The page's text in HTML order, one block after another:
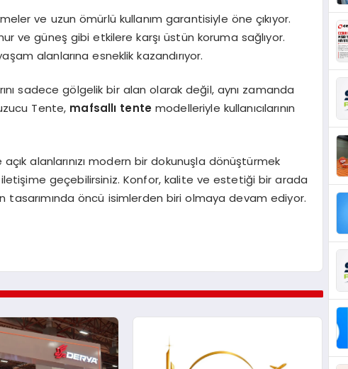
ve uzun ömürlü kullanım garantisiyle öne çıkıyor.
ve güneş gibi etkilere karşı üstün koruma sağlıyor.
alanlarına esneklik kazandırıyor.
sadece gölgelik bir alan olarak değil, aynı zamanda
Tente, mafsallı tente modelleriyle kullanıcılarının
alanlarınızı modern bir dokunuşla dönüştürmek
geçebilirsiniz. Konfor, kalite ve estetiği bir arada
tasarımında öncü isimlerden biri olmaya devam ediyor.